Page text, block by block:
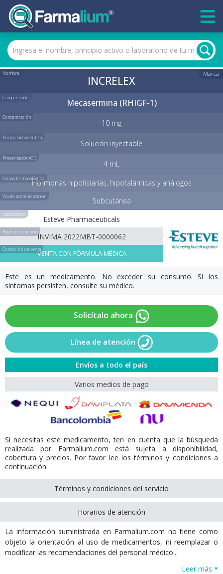
Nombre Marca
INCRELEX
Composición Mecasermina (RHIGF-1)
Concentración
10 mg
Forma farmacéutica
Solución inyectable
Presentación (C1)
4 mL
Grupo farmacológicoHormonas hipofisiarias, hipotalámicas y análogos
Vía de administración Subcutánea
Laboratorio
Esteve Pharmaceuticals
Registro sanitario
INVIMA 2022MBT-0000062
Condición de ventaVENTA CON FÓRMULA MÉDICA
Este es un medicamento. No exceder su consumo. Si los
síntomas persisten, consulte su médico.
Solicítalo ahora
Línea de atención
Envíos a todo el país
Varios medios de pago
Si necesitas este medicamento, ten en cuenta que la búsqueda
realizada por Farmalium.com está sujeta a disponibilidad,
cobertura y precios. Por favor lee los términos y condiciones a
continuación.
Términos y condiciones del servicio
Horarios de atención
La información suministrada en Farmalium.com no tiene como
objeto la orientación al uso de medicamentos, ni reemplazar o
modificar las recomendaciones del personal médico...
Leer más